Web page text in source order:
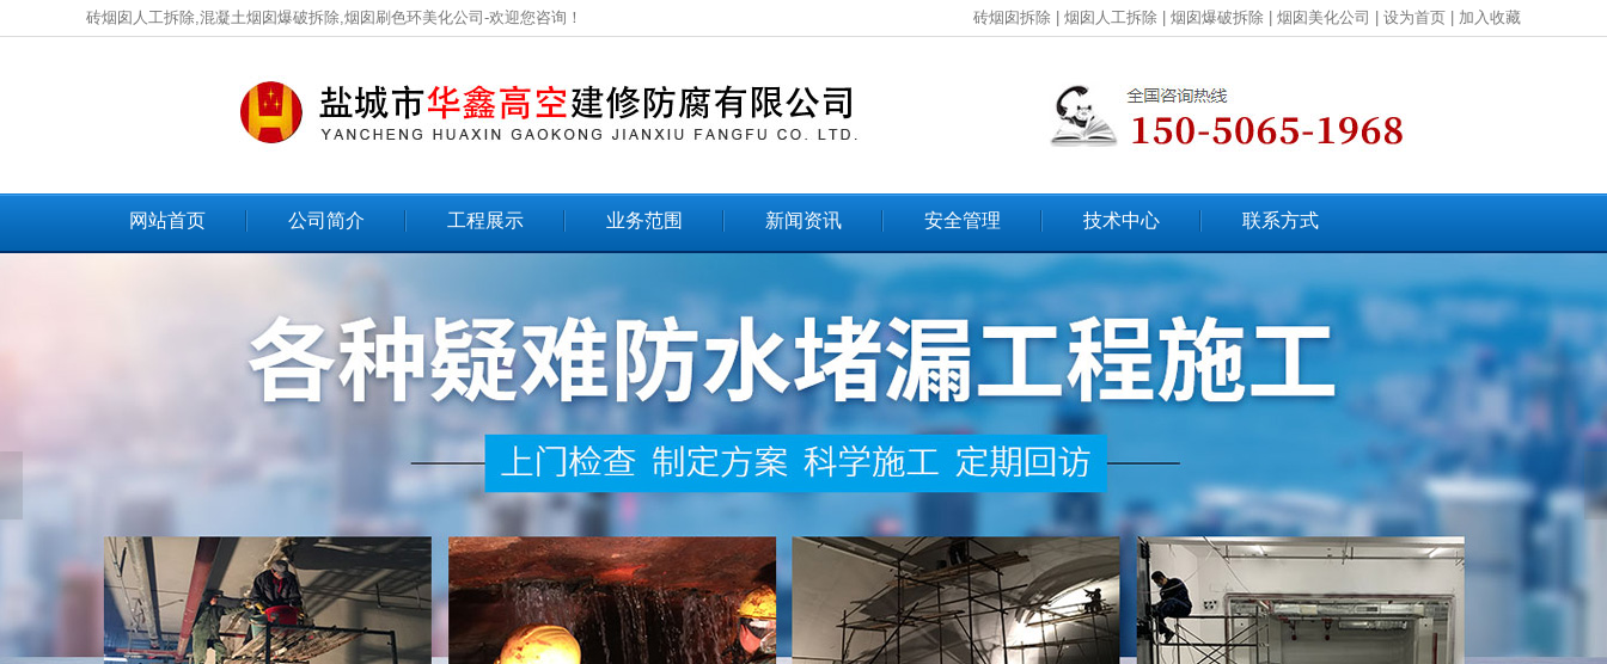
砖烟囱人工拆除,混凝土烟囱爆破拆除,烟囱刷色环美化公司-欢迎您咨询！ 砖烟囱拆除 烟囱人工拆除 烟囱爆破拆除 烟囱美化公司 设为首页 加入收藏
网站首页 公司简介 工程展示 业务范围 新闻资讯 安全管理 技术中心 联系方式